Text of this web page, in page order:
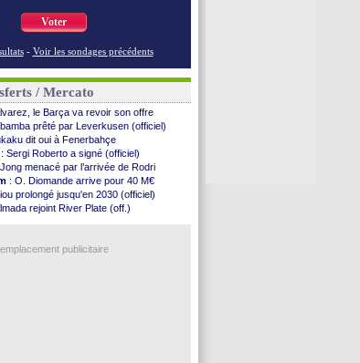
Voter
- Voir les sondages précédents
/ Mercato
le Barça va revoir son offre
prêté par Leverkusen (officiel)
dit oui à Fenerbahçe
: Sergi Roberto a signé (officiel)
menacé par l’arrivée de Rodri
: O. Diomande arrive pour 40 M€
prolongé jusqu'en 2030 (officiel)
rejoint River Plate (off.)
Goore en attaque
emplacement publicitaire